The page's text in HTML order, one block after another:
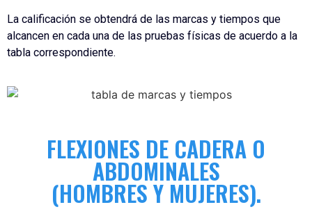
La calificación se obtendrá de las marcas y tiempos que
alcancen en cada una de las pruebas físicas de acuerdo a la
tabla correspondiente.
FLEXIONES DE CADERA O
ABDOMINALES
(HOMBRES Y MUJERES).